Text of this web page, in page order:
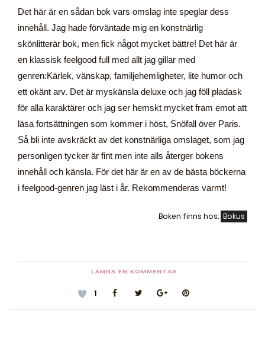
Det här är en sådan bok vars omslag inte speglar dess
innehåll. Jag hade förväntade mig en konstnärlig
skönlitterär bok, men fick något mycket bättre! Det här är
en klassisk feelgood full med allt jag gillar med
genren:Kärlek, vänskap, familjehemligheter, lite humor och
ett okänt arv. Det är myskänsla deluxe och jag föll pladask
för alla karaktärer och jag ser hemskt mycket fram emot att
läsa fortsättningen som kommer i höst, Snöfall över Paris.
Så bli inte avskräckt av det konstnärliga omslaget, som jag
personligen tycker är fint men inte alls återger bokens
innehåll och känsla. För det här är en av de bästa böckerna
i feelgood-genren jag läst i år. Rekommenderas varmt!
Boken finns hos: Bokus
LÄMNA EN KOMMENTAR
1